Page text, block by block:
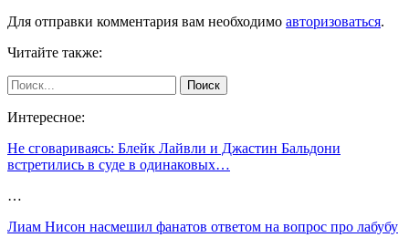
Для отправки комментария вам необходимо авторизоваться.
Читайте также:
Интересное:
Не сговариваясь: Блейк Лайвли и Джастин Бальдони
встретились в суде в одинаковых…
…
Лиам Нисон насмешил фанатов ответом на вопрос про лабубу